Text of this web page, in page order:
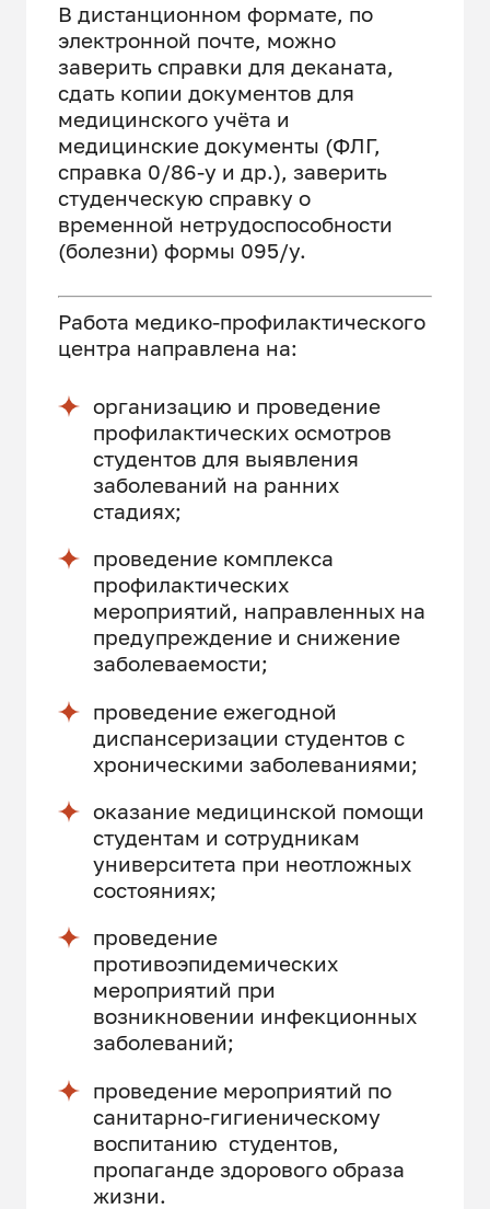
В дистанционном формате, по
электронной почте, можно
заверить справки для деканата,
сдать копии документов для
медицинского учёта и
медицинские документы (ФЛГ,
справка 0/86-у и др.), заверить
студенческую справку о
временной нетрудоспособности
(болезни) формы 095/у.
Работа медико-профилактического
центра направлена на:
организацию и проведение
профилактических осмотров
студентов для выявления
заболеваний на ранних
стадиях;
проведение комплекса
профилактических
мероприятий, направленных на
предупреждение и снижение
заболеваемости;
проведение ежегодной
диспансеризации студентов с
хроническими заболеваниями;
оказание медицинской помощи
студентам и сотрудникам
университета при неотложных
состояниях;
проведение
противоэпидемических
мероприятий при
возникновении инфекционных
заболеваний;
проведение мероприятий по
санитарно-гигиеническому
воспитанию студентов,
пропаганде здорового образа
жизни.